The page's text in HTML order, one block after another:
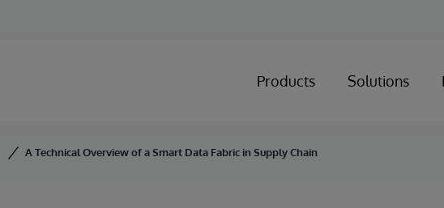
Products Solutions
A Technical Overview of a Smart Data Fabric in Supply Chain